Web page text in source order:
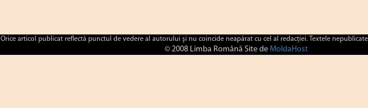
Orice articol publicat reflectă punctul de vedere al autorului şi nu coincide neapărat cu cel al redacţiei. Textele
© 2008 Limba Română Site de MoldaHost